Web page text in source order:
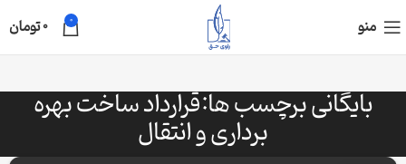
منو 0
0تومان
بایگانی برچسب ها:قرارداد ساخت بهره
برداری و انتقال